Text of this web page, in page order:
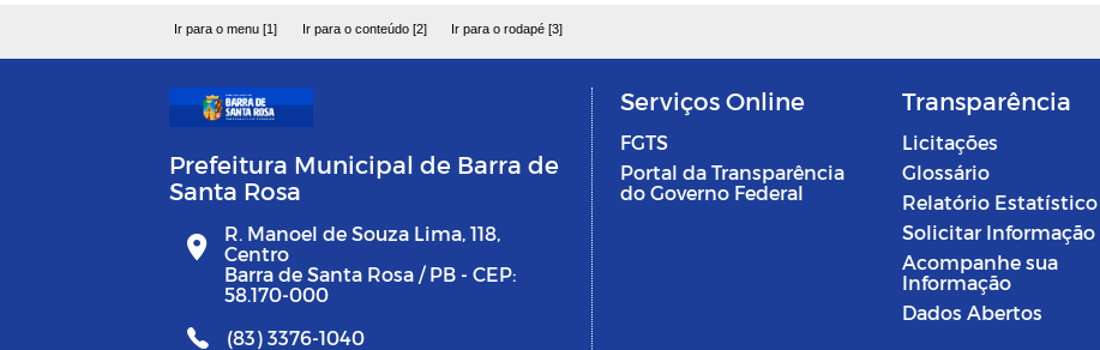
Ir para o menu [1] Ir para o conteúdo [2] Ir para o rodapé [3]
Prefeitura Municipal de Barra de
Santa Rosa
R. Manoel de Souza Lima, 118,
Centro
Barra de Santa Rosa / PB - CEP:
58.170-000
(83) 3376-1040
Serviços Online
FGTS
Portal da Transparência
do Governo Federal
Transparência
Licitações
Glossário
Relatório Estatístico
Solicitar Informação
Acompanhe sua
Informação
Dados Abertos